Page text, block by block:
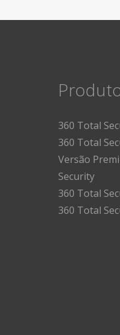
360 Total
360 Total
Versão
Security
360 Total
360 Total